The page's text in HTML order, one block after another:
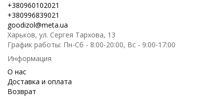
+380960102021
+380996839021
goodizol@meta.ua
Харьков, ул. Сергея Тархова, 13
График работы: Пн-Сб - 8:00-20:00, Вс - 9:00-17:00
Информация
О нас
Доставка и оплата
Возврат